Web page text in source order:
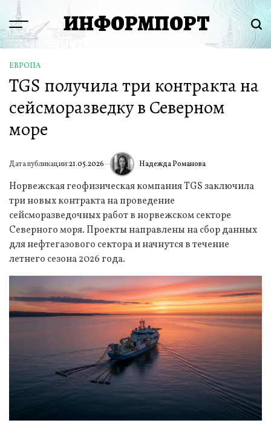
Перейти
содержимому
Menu ИНФОРМПОРТ
ОПУБЛИКОВАНО
В
ЕВРОПА
TGS получила три контракта на
сейсморазведку в Северном
море
Дата публикации:21.05.2026 ИА Надежда Романова
Норвежская геофизическая компания TGS заключила
три новых контракта на проведение
сейсморазведочных работ в норвежском секторе
Северного моря. Проекты направлены на сбор данных
для нефтегазового сектора и начнутся в течение
летнего сезона 2026 года.